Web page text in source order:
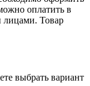
оплатить в
Товар
выбрать вариант